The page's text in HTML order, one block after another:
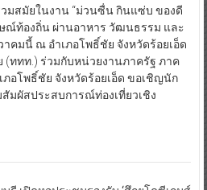
มสมัยในงาน “ม่วนซื่น กินแซ่บ ของดี
ณ์ท้องถิ่น ผ่านอาหาร วัฒนธรรม และ
คมนี้ ณ อำเภอโพธิ์ชัย จังหวัดร้อยเอ็ด
(ททท.) ร่วมกับหน่วยงานภาครัฐ ภาค
อโพธิ์ชัย จังหวัดร้อยเอ็ด ขอเชิญนัก
มผัสประสบการณ์ท่องเที่ยวเชิง